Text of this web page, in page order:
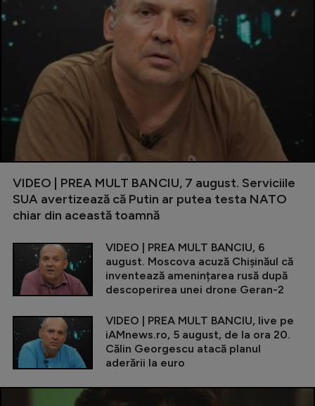
VIDEO | PREA MULT BANCIU, 7 august. Serviciile
SUA avertizează că Putin ar putea testa NATO
chiar din această toamnă
VIDEO | PREA MULT BANCIU, 6
august. Moscova acuză Chișinăul că
inventează amenințarea rusă după
descoperirea unei drone Geran-2
VIDEO | PREA MULT BANCIU, live pe
iAMnews.ro, 5 august, de la ora 20.
Călin Georgescu atacă planul
aderării la euro